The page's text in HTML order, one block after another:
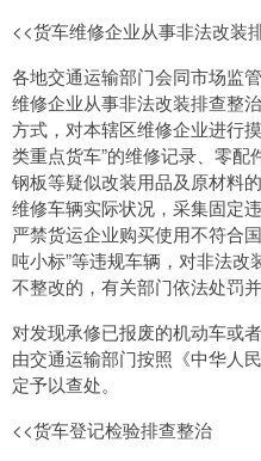
<<货车维修企业从事非法改装
各地交通运输部门会同市场监
维修企业从事非法改装排查整
方式，对本辖区维修企业进行
类重点货车”的维修记录、零配
钢板等疑似改装用品及原材料
维修车辆实际状况，采集固定
严禁货运企业购买使用不符合
吨小标”等违规车辆，对非法
不整改的，有关部门依法处罚并
对发现承修已报废的机动车或
由交通运输部门按照《中华人
定予以查处。
<<货车登记检验排查整治